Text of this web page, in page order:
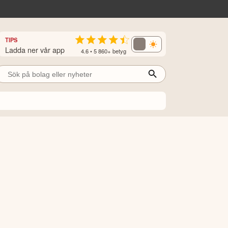
TIPS
Ladda ner vår app 4.6 • 5 860+ betyg